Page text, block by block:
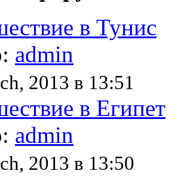
в Тунис
admin
2013 в 13:51
в Египет
admin
2013 в 13:50